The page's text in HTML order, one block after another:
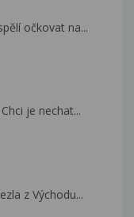
očkovat na...
je nechat...
z Východu...